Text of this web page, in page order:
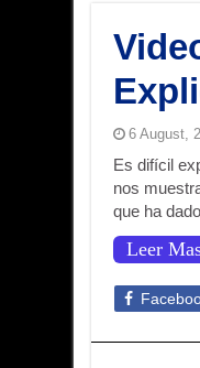
6 August,
Es difícil
nos
que ha
Leer